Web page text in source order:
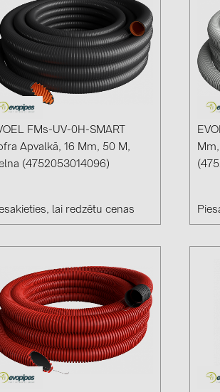
E-Mobilitāte (19)
Instalācijas (87)
FMs-UV-0H-SMART
Apvalkā, 16 Mm, 50 M,
(4752053014096)
lai redzētu cenas